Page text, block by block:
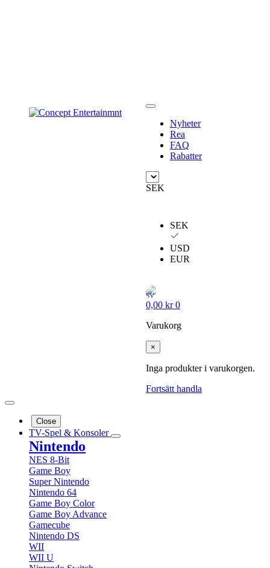
Nyheter
Rea
FAQ
Rabatter
SEK
SEK
USD
EUR
0,00 kr 0
Varukorg
×
Inga produkter i varukorgen.
Fortsätt handla
Close
TV-Spel & Konsoler
Nintendo
NES 8-Bit
Game Boy
Super Nintendo
Nintendo 64
Game Boy Color
Game Boy Advance
Gamecube
Nintendo DS
WII
WII U